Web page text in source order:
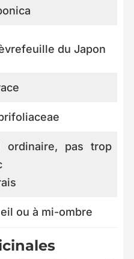
du Japon
ordinaire, pas trop
ou à mi-ombre